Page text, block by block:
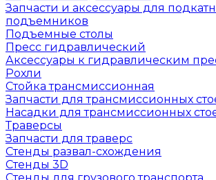
Запчасти и аксессуары для
подъемников
Подъемные столы
Пресс гидравлический
Аксессуары к гидравлическим
Рохли
Стойка трансмиссионная
Запчасти для трансмиссионных
Насадки для трансмиссионных
Траверсы
Запчасти для траверс
Стенды развал-схождения
Стенды 3D